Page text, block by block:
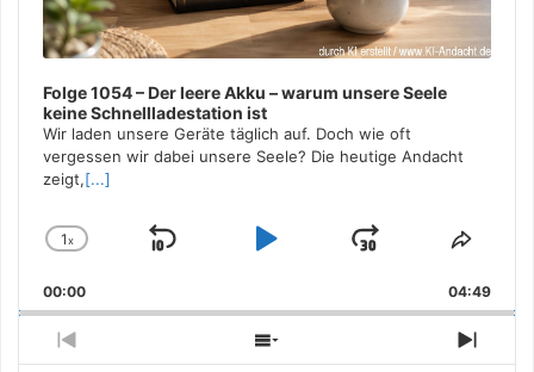
Folge 1054 – Der leere Akku – warum unsere Seele
keine Schnellladestation ist
Wir laden unsere Geräte täglich auf. Doch wie oft
vergessen wir dabei unsere Seele? Die heutige Andacht
zeigt,[...]
Change
Rate
1x
Skip
Play
Jump
Forward
Share
00:00 04:49
Previous
Show
Next